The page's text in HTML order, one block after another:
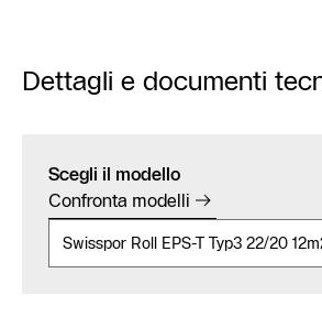
Dettagli e documenti
Scegli il modello
Confronta modelli